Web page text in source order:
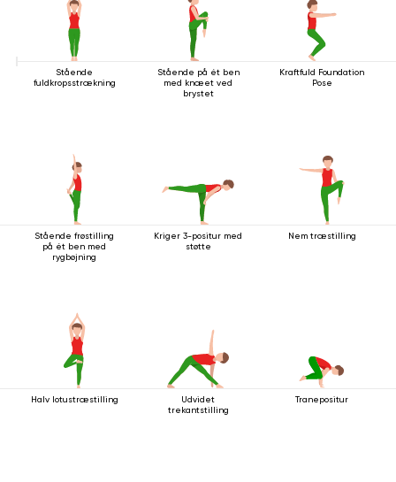
Stående
fuldkropsstrækning
Stående på ét ben
med knæet ved
brystet
Kraftfuld Foundation
Pose
Stående frøstilling
på ét ben med
rygbøjning
Kriger 3-positur med
støtte
Nem træstilling
Halv lotustræstilling
Udvidet
trekantstilling
Tranepositur